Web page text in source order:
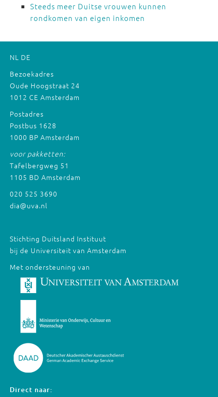
Steeds meer Duitse vrouwen kunnen
rondkomen van eigen inkomen
NL DE
Bezoekadres
Oude Hoogstraat 24
1012 CE Amsterdam
Postadres
Postbus 1628
1000 BP Amsterdam
voor pakketten:
Tafelbergweg 51
1105 BD Amsterdam
020 525 3690
dia@uva.nl
Stichting Duitsland Instituut
bij de Universiteit van Amsterdam
Met ondersteuning van
Direct naar: